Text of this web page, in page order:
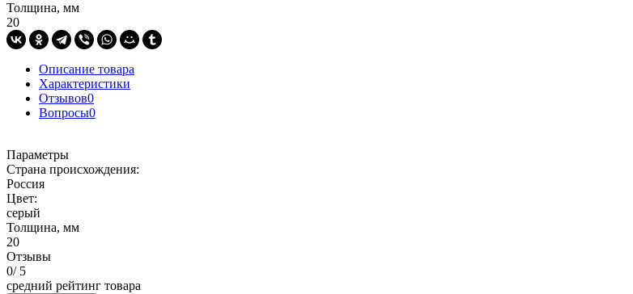
Толщина, мм
20
Описание товара
Характеристики
Отзывов0
Вопросы0
Параметры
Страна происхождения:
Россия
Цвет:
серый
Толщина, мм
20
Отзывы
0/ 5
средний рейтинг товара